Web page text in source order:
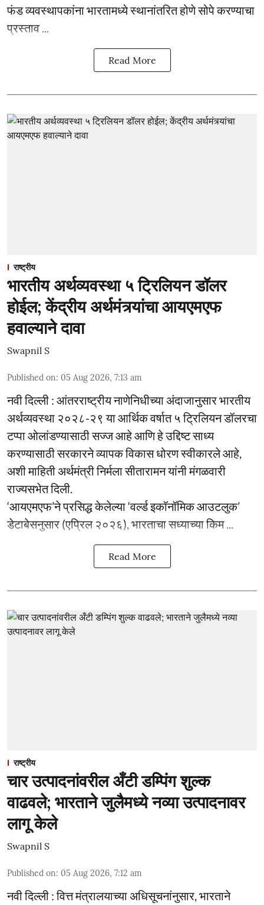
फंड व्यवस्थापकांना भारतामध्ये स्थानांतरित होणे सोपे करण्याचा
प्रस्ताव ...
Read More
राष्ट्रीय
भारतीय अर्थव्यवस्था ५ ट्रिलियन डॉलर
होईल; केंद्रीय अर्थमंत्र्यांचा आयएमएफ
हवाल्याने दावा
Swapnil S
Published on: 05 Aug 2026, 7:13 am
नवी दिल्ली : आंतरराष्ट्रीय नाणेनिधीच्या अंदाजानुसार भारतीय
अर्थव्यवस्था २०२८-२९ या आर्थिक वर्षात ५ ट्रिलियन डॉलरचा
टप्पा ओलांडण्यासाठी सज्ज आहे आणि हे उद्दिष्ट साध्य
करण्यासाठी सरकारने व्यापक विकास धोरण स्वीकारले आहे,
अशी माहिती अर्थमंत्री निर्मला सीतारामन यांनी मंगळवारी
राज्यसभेत दिली.
‘आयएमएफ’ने प्रसिद्ध केलेल्या ‘वर्ल्ड इकॉनॉमिक आउटलुक’
डेटाबेसनुसार (एप्रिल २०२६), भारताचा सध्याच्या किम ...
Read More
राष्ट्रीय
चार उत्पादनांवरील अँटी डम्पिंग शुल्क
वाढवले; भारताने जुलैमध्ये नव्या उत्पादनावर
लागू केले
Swapnil S
Published on: 05 Aug 2026, 7:12 am
नवी दिल्ली : वित्त मंत्रालयाच्या अधिसूचनांनुसार, भारताने